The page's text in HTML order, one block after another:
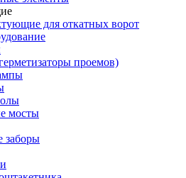
для откатных ворот
проемов)
мосты